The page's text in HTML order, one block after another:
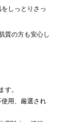
しっとりさっ
質の方も安心し
す。
用、厳選され